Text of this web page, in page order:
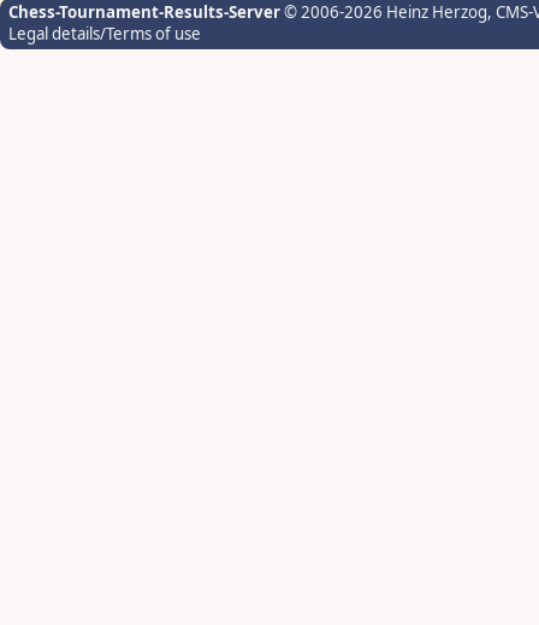
Chess-Tournament-Results-Server© 2006-2026 Heinz Herzog,
Legal details/Terms of use